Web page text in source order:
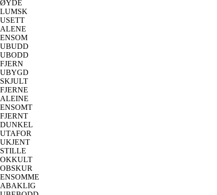
ØYDE
LUMSK
USETT
ALENE
ENSOM
UBUDD
UBODD
FJERN
UBYGD
SKJULT
FJERNE
ALEINE
ENSOMT
FJERNT
DUNKEL
UTAFOR
UKJENT
STILLE
OKKULT
OBSKUR
ENSOMME
ABAKLIG